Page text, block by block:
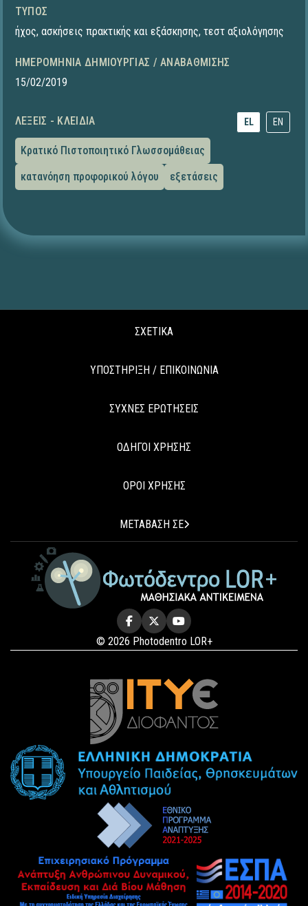
ΤΎΠΟΣ
ήχος, ασκήσεις πρακτικής και εξάσκησης, τεστ αξιολόγησης
ΗΜΕΡΟΜΗΝΊΑ ΔΗΜΙΟΥΡΓΊΑΣ / ΑΝΑΒΆΘΜΙΣΗΣ
15/02/2019
ΛΈΞΕΙΣ - ΚΛΕΙΔΙΆ EL EN
Κρατικό Πιστοποιητικό Γλωσσομάθειας
κατανόηση προφορικού λόγου
εξετάσεις
ΣΧΕΤΙΚΑ
ΥΠΟΣΤΗΡΙΞΗ / ΕΠΙΚΟΙΝΩΝΙΑ
ΣΥΧΝΕΣ ΕΡΩΤΗΣΕΙΣ
ΟΔΗΓΟΙ ΧΡΗΣΗΣ
ΟΡΟΙ ΧΡΗΣΗΣ
ΜΕΤΑΒΑΣΗ ΣΕ
© 2026 Photodentro LOR+